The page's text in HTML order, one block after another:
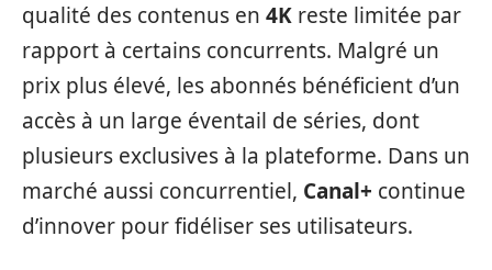
qualité des contenus en 4K reste limitée par
rapport à certains concurrents. Malgré un
prix plus élevé, les abonnés bénéficient d’un
accès à un large éventail de séries, dont
plusieurs exclusives à la plateforme. Dans un
marché aussi concurrentiel, Canal+ continue
d’innover pour fidéliser ses utilisateurs.